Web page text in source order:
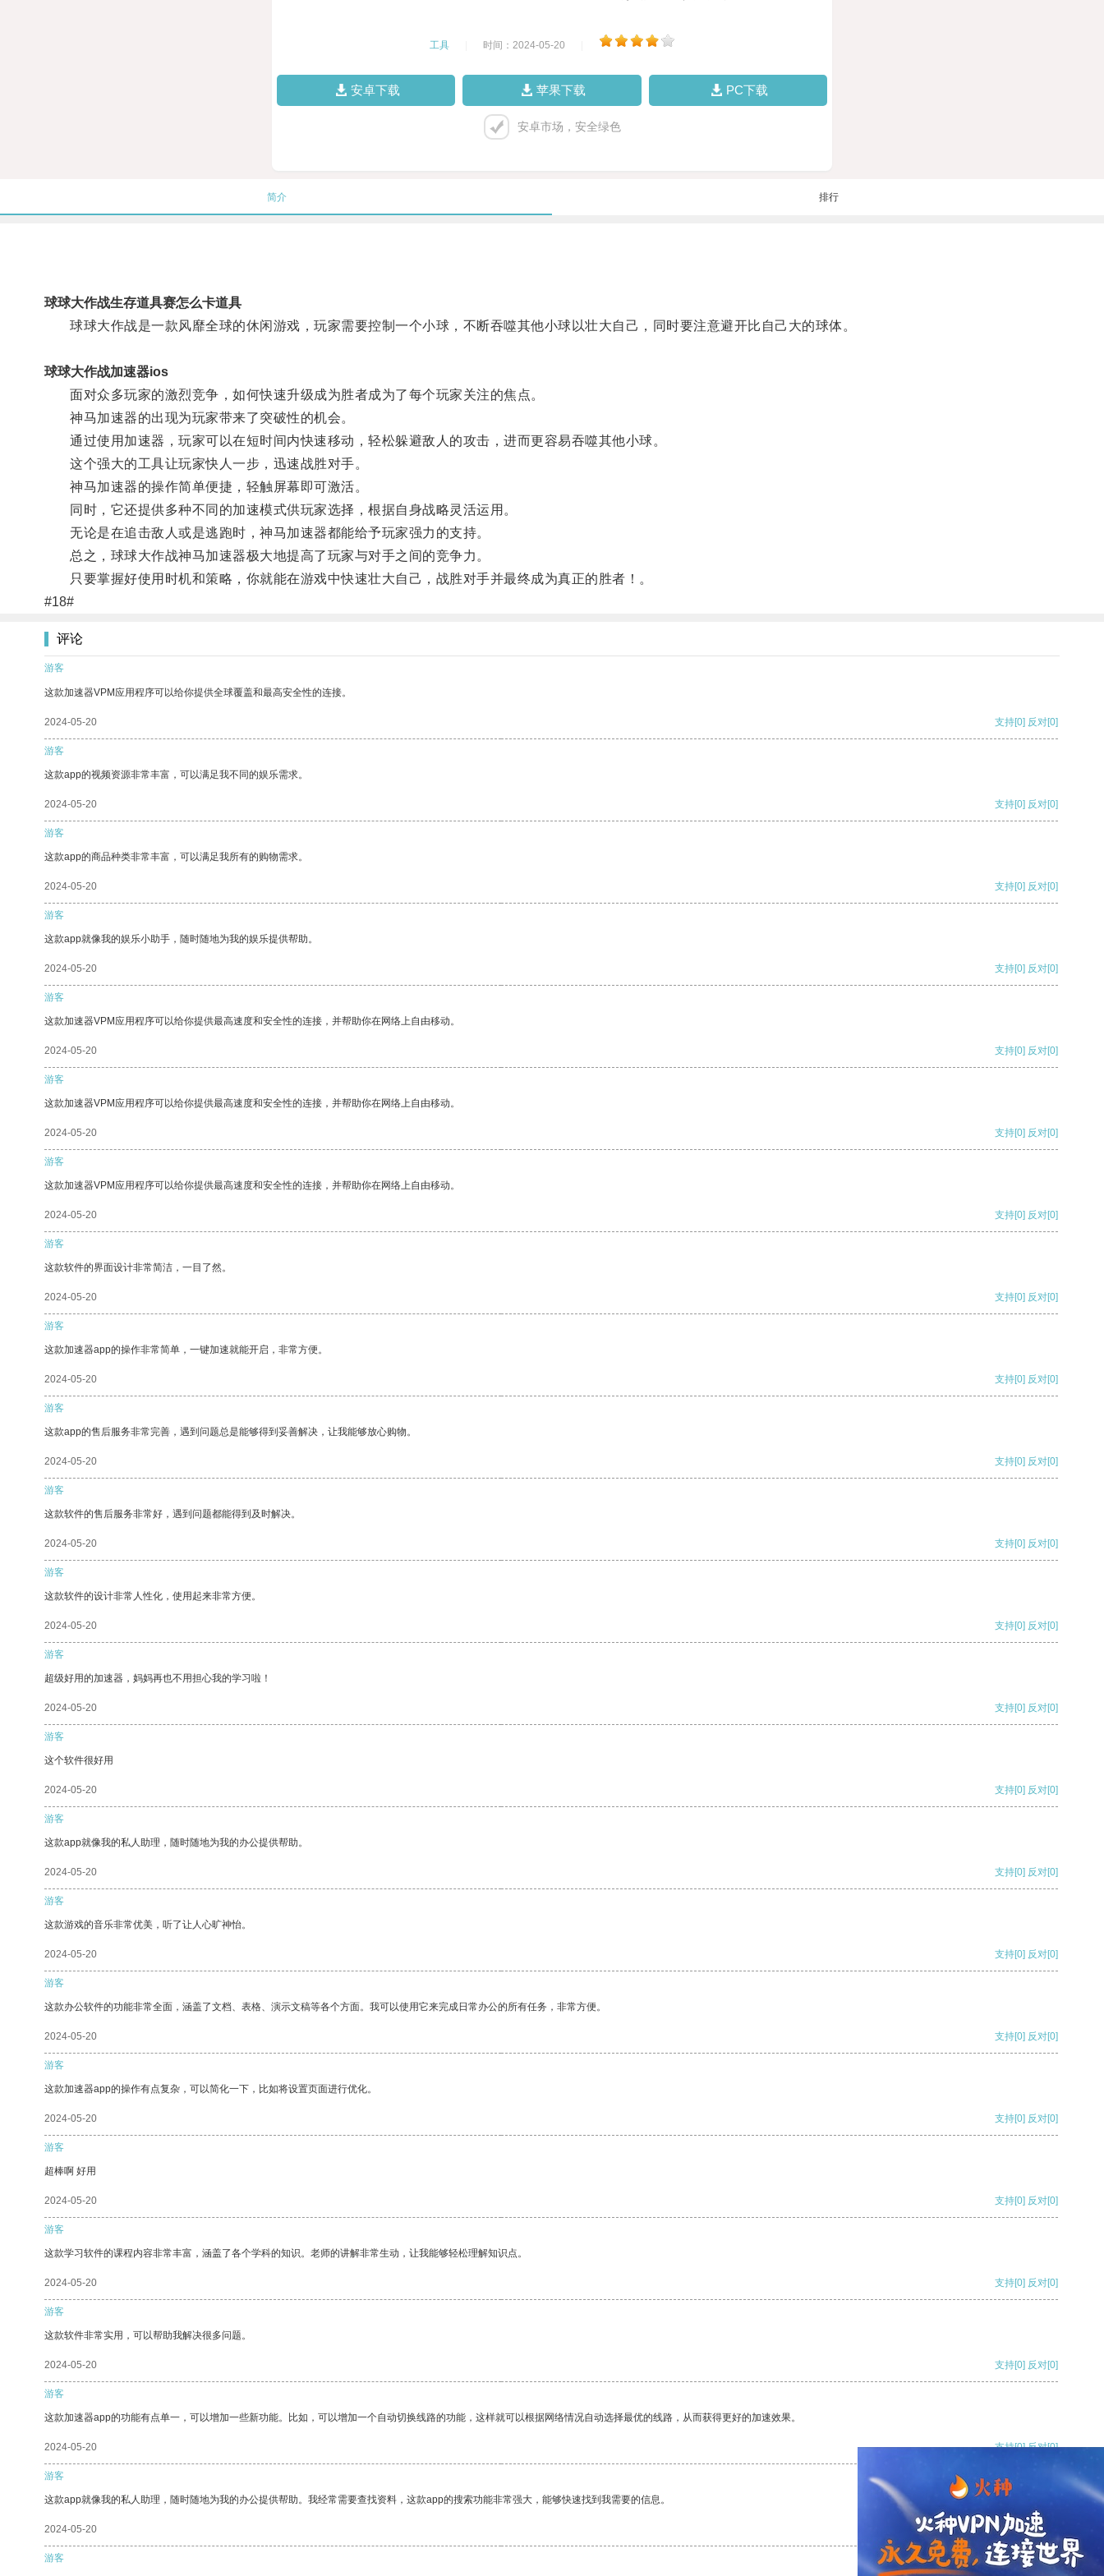
工具 时间：2024-05-20
安卓下载 苹果下载 PC下载
安卓市场，安全绿色
简介 排行
球球大作战生存道具赛怎么卡道具
球球大作战是一款风靡全球的休闲游戏，玩家需要控制一个小球，不断吞噬其他小球以壮大自己，同时要注意避开比自己大的球体。
球球大作战加速器ios
面对众多玩家的激烈竞争，如何快速升级成为胜者成为了每个玩家关注的焦点。
神马加速器的出现为玩家带来了突破性的机会。
通过使用加速器，玩家可以在短时间内快速移动，轻松躲避敌人的攻击，进而更容易吞噬其他小球。
这个强大的工具让玩家快人一步，迅速战胜对手。
神马加速器的操作简单便捷，轻触屏幕即可激活。
同时，它还提供多种不同的加速模式供玩家选择，根据自身战略灵活运用。
无论是在追击敌人或是逃跑时，神马加速器都能给予玩家强力的支持。
总之，球球大作战神马加速器极大地提高了玩家与对手之间的竞争力。
只要掌握好使用时机和策略，你就能在游戏中快速壮大自己，战胜对手并最终成为真正的胜者！。
#18#
评论
游客
这款加速器VPM应用程序可以给你提供全球覆盖和最高安全性的连接。
2024-05-20 支持[0] 反对[0]
游客
这款app的视频资源非常丰富，可以满足我不同的娱乐需求。
2024-05-20 支持[0] 反对[0]
游客
这款app的商品种类非常丰富，可以满足我所有的购物需求。
2024-05-20 支持[0] 反对[0]
游客
这款app就像我的娱乐小助手，随时随地为我的娱乐提供帮助。
2024-05-20 支持[0] 反对[0]
游客
这款加速器VPM应用程序可以给你提供最高速度和安全性的连接，并帮助你在网络上自由移动。
2024-05-20 支持[0] 反对[0]
游客
这款加速器VPM应用程序可以给你提供最高速度和安全性的连接，并帮助你在网络上自由移动。
2024-05-20 支持[0] 反对[0]
游客
这款加速器VPM应用程序可以给你提供最高速度和安全性的连接，并帮助你在网络上自由移动。
2024-05-20 支持[0] 反对[0]
游客
这款软件的界面设计非常简洁，一目了然。
2024-05-20 支持[0] 反对[0]
游客
这款加速器app的操作非常简单，一键加速就能开启，非常方便。
2024-05-20 支持[0] 反对[0]
游客
这款app的售后服务非常完善，遇到问题总是能够得到妥善解决，让我能够放心购物。
2024-05-20 支持[0] 反对[0]
游客
这款软件的售后服务非常好，遇到问题都能得到及时解决。
2024-05-20 支持[0] 反对[0]
游客
这款软件的设计非常人性化，使用起来非常方便。
2024-05-20 支持[0] 反对[0]
游客
超级好用的加速器，妈妈再也不用担心我的学习啦！
2024-05-20 支持[0] 反对[0]
游客
这个软件很好用
2024-05-20 支持[0] 反对[0]
游客
这款app就像我的私人助理，随时随地为我的办公提供帮助。
2024-05-20 支持[0] 反对[0]
游客
这款游戏的音乐非常优美，听了让人心旷神怡。
2024-05-20 支持[0] 反对[0]
游客
这款办公软件的功能非常全面，涵盖了文档、表格、演示文稿等各个方面。我可以使用它来完成日常办公的所有任务，非常方便。
2024-05-20 支持[0] 反对[0]
游客
这款加速器app的操作有点复杂，可以简化一下，比如将设置页面进行优化。
2024-05-20 支持[0] 反对[0]
游客
超棒啊 好用
2024-05-20 支持[0] 反对[0]
游客
这款学习软件的课程内容非常丰富，涵盖了各个学科的知识。老师的讲解非常生动，让我能够轻松理解知识点。
2024-05-20 支持[0] 反对[0]
游客
这款软件非常实用，可以帮助我解决很多问题。
2024-05-20 支持[0] 反对[0]
游客
这款加速器app的功能有点单一，可以增加一些新功能。比如，可以增加一个自动切换线路的功能，这样就可以根据网络情况自动选择最优的线路，从而获得更好的加速效果。
2024-05-20 支持[0] 反对[0]
游客
这款app就像我的私人助理，随时随地为我的办公提供帮助。我经常需要查找资料，这款app的搜索功能非常强大，能够快速找到我需要的信息。
2024-05-20 支持[0] 反对
游客